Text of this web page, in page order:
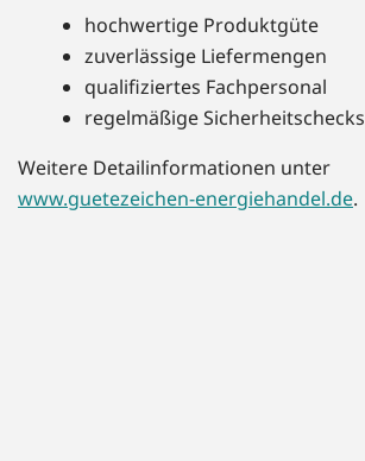
hochwertige Produktgüte
zuverlässige Liefermengen
qualifiziertes Fachpersonal
regelmäßige Sicherheitschecks
Weitere Detailinformationen unter
www.guetezeichen-energiehandel.de.